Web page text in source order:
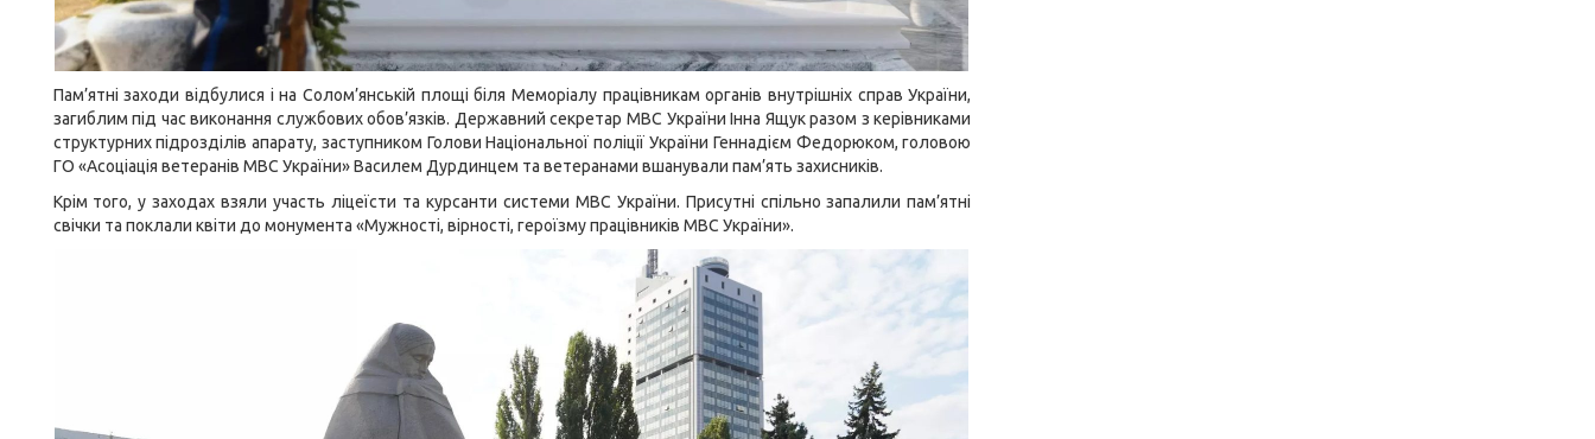
Пам’ятні заходи відбулися і на Солом’янській площі біля Меморіалу працівникам органів внутрішніх справ України,
загиблим під час виконання службових обов’язків. Державний секретар МВС України Інна Ящук разом з керівниками
структурних підрозділів апарату, заступником Голови Національної поліції України Геннадієм Федорюком, головою
ГО «Асоціація ветеранів МВС України» Василем Дурдинцем та ветеранами вшанували пам’ять захисників.
Крім того, у заходах взяли участь ліцеїсти та курсанти системи МВС України. Присутні спільно запалили пам’ятні
свічки та поклали квіти до монумента «Мужності, вірності, героїзму працівників МВС України».